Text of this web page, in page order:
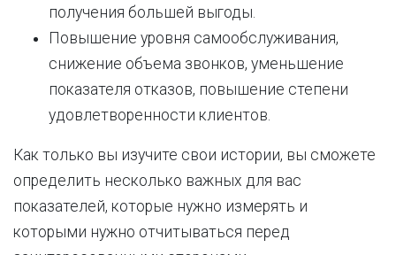
получения большей выгоды.
Повышение уровня самообслуживания,
снижение объема звонков, уменьшение
показателя отказов, повышение степени
удовлетворенности клиентов.
Как только вы изучите свои истории, вы сможете
определить несколько важных для вас
показателей, которые нужно измерять и
которыми нужно отчитываться перед